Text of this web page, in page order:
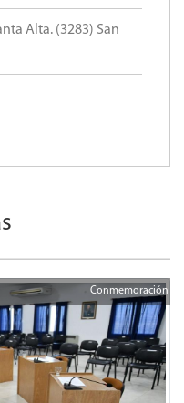
Alta. (3283) San
Conmemoración